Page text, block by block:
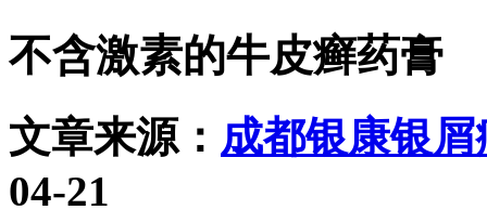
不含激素的牛皮癣药膏
文章来源： 成都银康银
04-21